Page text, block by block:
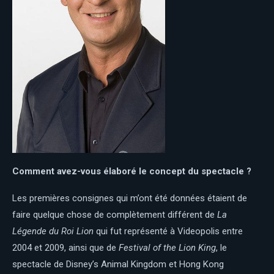
Comment avez-vous élaboré le concept du spectacle ?
Les premières consignes qui m’ont été données étaient de
faire quelque chose de complètement différent de La
Légende du Roi Lion qui fut représenté à Videopolis entre
2004 et 2009, ainsi que de Festival of the Lion King, le
spectacle de Disney’s Animal Kingdom et Hong Kong